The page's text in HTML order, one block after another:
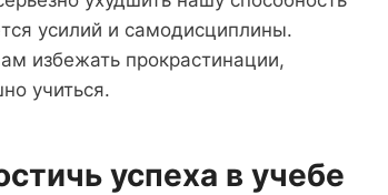
усилий и самодисциплины.
избежать прокрастинации,
учиться.
успеха в учебе